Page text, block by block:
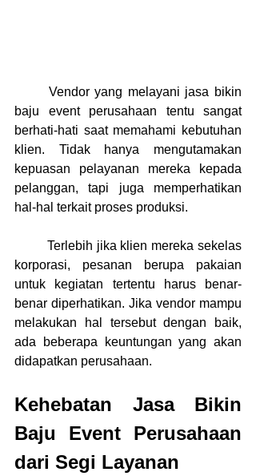
baju event perusahaan tentu sangat
berhati-hati saat memahami kebutuhan
klien. Tidak hanya mengutamakan
kepuasan pelayanan mereka kepada
pelanggan, tapi juga memperhatikan
hal-hal terkait proses produksi.
korporasi, pesanan berupa pakaian
untuk kegiatan tertentu harus benar-
benar diperhatikan. Jika vendor mampu
melakukan hal tersebut dengan baik,
ada beberapa keuntungan yang akan
didapatkan perusahaan.
Kehebatan Jasa Bikin
Baju Event Perusahaan
dari Segi Layanan